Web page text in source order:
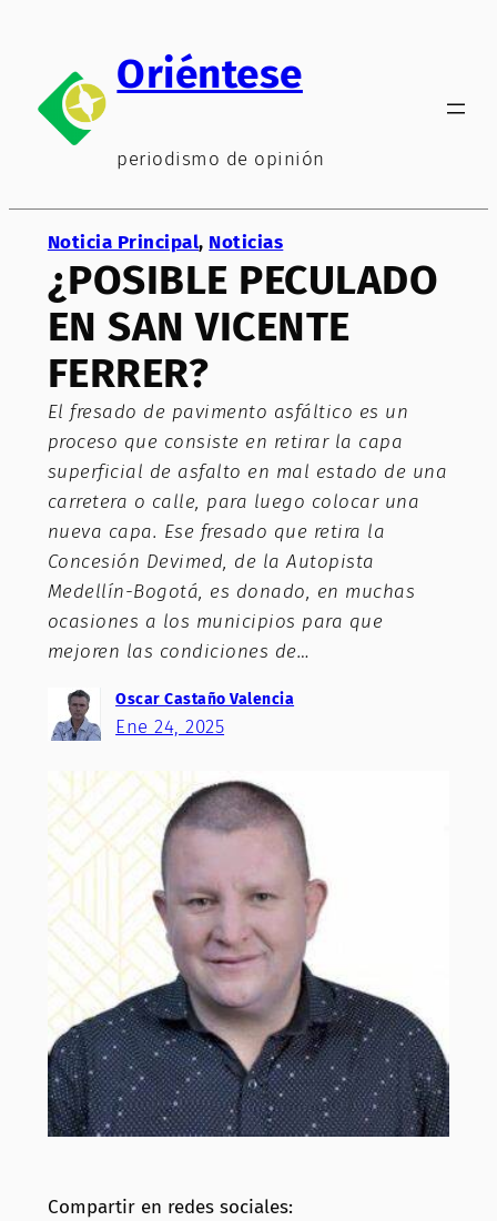
contenido
Oriéntese
periodismo de opinión
Noticia Principal, Noticias
¿POSIBLE PECULADO
EN SAN VICENTE
FERRER?
El fresado de pavimento asfáltico es un
proceso que consiste en retirar la capa
superficial de asfalto en mal estado de una
carretera o calle, para luego colocar una
nueva capa. Ese fresado que retira la
Concesión Devimed, de la Autopista
Medellín-Bogotá, es donado, en muchas
ocasiones a los municipios para que
mejoren las condiciones de…
Oscar Castaño Valencia
Ene 24, 2025
Compartir en redes sociales: